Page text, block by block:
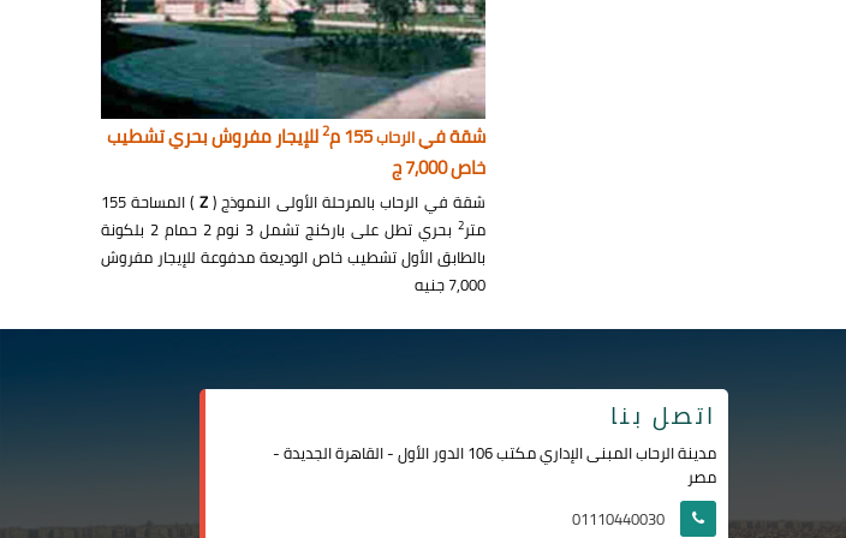
شقة فيالرحاب155 م 2للإيجار مفروش بحري تشطيب
خاص 7,000 ج
شقة في الرحاب بالمرحلة الأولى النموذج (Z
) المساحة 155
متر2
بحري تطل على باركنج تشمل 3 نوم 2 حمام 2 بلكونة
بالطابق الأول تشطيب خاص الوديعة مدفوعة للإيجار مفروش
7,000 جنيه
اتصل بنا
مدينة الرحاب المبنى الإداري مكتب 106 الدور الأول - القاهرة الجديدة -
مصر
01110440030